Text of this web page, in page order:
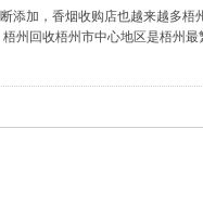
添加，香烟收购店也越来越多
州回收梧州市中心地区是梧州最